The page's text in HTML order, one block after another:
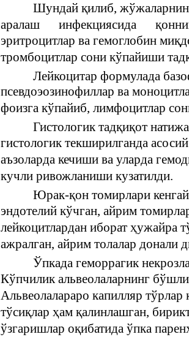
Шундай қилиб,
аралаш
инфекциясида
эритроцитлар ва гемоглобин
тромбоцитлар сони кўпайиши
Лейкоцитар формулада
псевдоэозинофиллар ва
фоизга кўпайиб, лимфоцитлар
Гистологик тадқиқот
гистологик текширилганда
аъзоларда кечиши ва уларда
кучли ривожланиши кузатилди.
Юрак-қон томирлари
эндотелий кўчган, айрим
лейкоцитлардан иборат ҳужайра
ажралган, айрим толалар донали
Ўпкада геморрагик
Кўпчилик альвеолаларнинг
Альвеолалараро капилляр тўрлар
тўсиқлар ҳам қалинлашган,
ўзгаришлар оқибатида ўпка